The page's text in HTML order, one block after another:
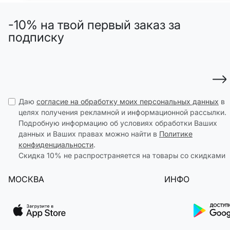
МАЛЬЧИКИ
МАЛЫШИтолько онлайн
ЛЕТНЯЯ БЕЗМЯТЕЖНОСТЬ
НОВИНКИ
ТЕКСТИЛЬ
ПОСУДА
АРОМАТЫ ДЛЯ ДОМА
КАНЦЕЛЯРИЯ
-10% на твой первый заказ за
подписку
Даю согласие на обработку моих персональных данных в
целях получения рекламной и информационной рассылки.
Подробную информацию об условиях обработки Ваших
данных и Ваших правах можно найти в Политике
конфиденциальности.
Скидка 10% не распространяется на товары со скидками
МОСКВА ИНФО